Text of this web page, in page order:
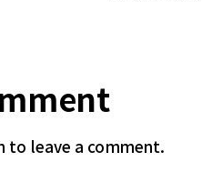
to leave a comment.